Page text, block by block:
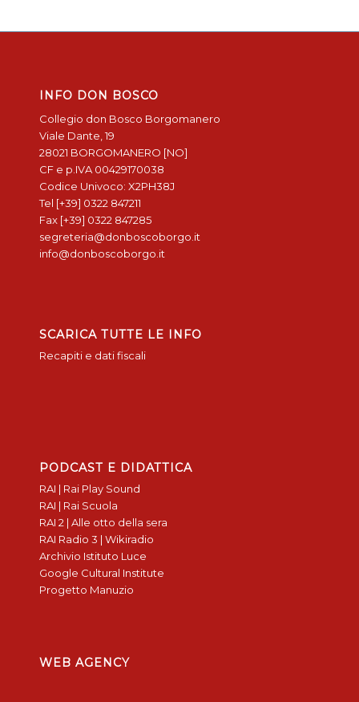
INFO DON BOSCO
Collegio don Bosco Borgomanero
Viale Dante, 19
28021 BORGOMANERO [NO]
CF e p.IVA 00429170038
Codice Univoco: X2PH38J
Tel [+39] 0322 847211
Fax [+39] 0322 847285
segreteria@donboscoborgo.it
info@donboscoborgo.it
SCARICA TUTTE LE INFO
Recapiti e dati fiscali
PODCAST E DIDATTICA
RAI | Rai Play Sound
RAI | Rai Scuola
RAI 2 | Alle otto della sera
RAI Radio 3 | Wikiradio
Archivio Istituto Luce
Google Cultural Institute
Progetto Manuzio
WEB AGENCY